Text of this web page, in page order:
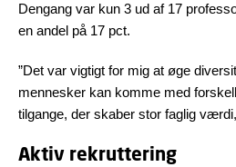
Dengang var kun 3 ud af 17
en andel på 17 pct.
”Det var vigtigt for mig at øge
mennesker kan komme med
tilgange, der skaber stor faglig
Aktiv rekruttering